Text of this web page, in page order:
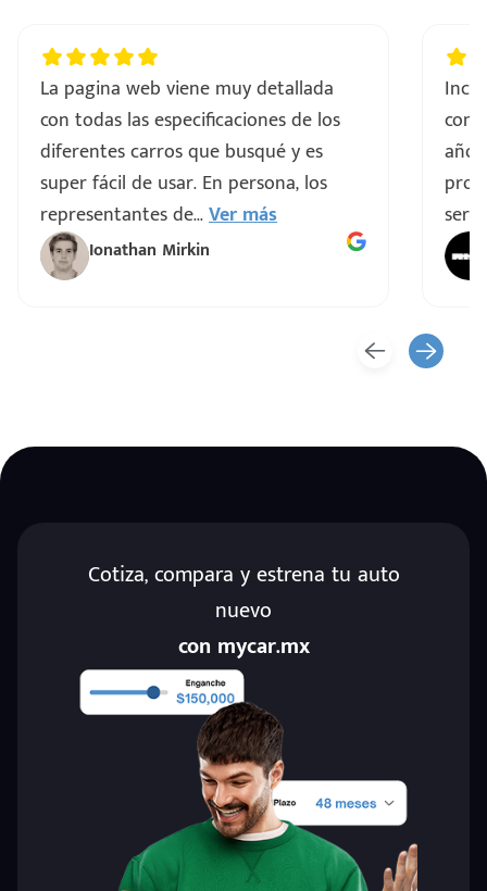
La pagina web viene muy detallada
con todas las especificaciones de los
diferentes carros que busqué y es
super fácil de usar. En persona, los
representantes de...Ver más
Ionathan Mirkin
Cotiza, compara y estrena tu auto
nuevo
con mycar.mx